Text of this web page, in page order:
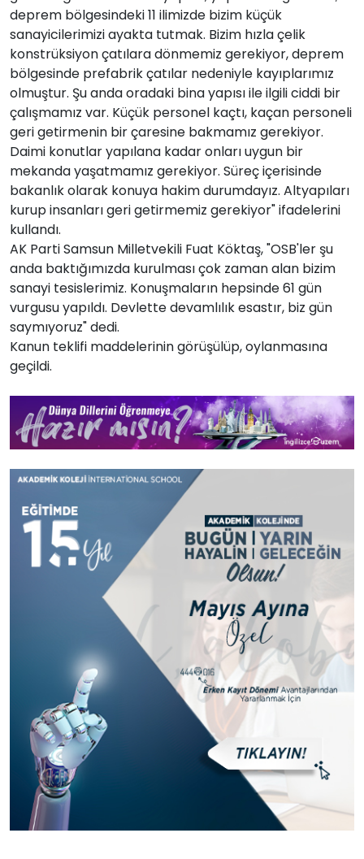
deprem bölgesindeki 11 ilimizde bizim küçük
sanayicilerimizi ayakta tutmak. Bizim hızla çelik
konstrüksiyon çatılara dönmemiz gerekiyor, deprem
bölgesinde prefabrik çatılar nedeniyle kayıplarımız
olmuştur. Şu anda oradaki bina yapısı ile ilgili ciddi bir
çalışmamız var. Küçük personel kaçtı, kaçan personeli
geri getirmenin bir çaresine bakmamız gerekiyor.
Daimi konutlar yapılana kadar onları uygun bir
mekanda yaşatmamız gerekiyor. Süreç içerisinde
bakanlık olarak konuya hakim durumdayız. Altyapıları
kurup insanları geri getirmemiz gerekiyor" ifadelerini
kullandı.
AK Parti Samsun Milletvekili Fuat Köktaş, "OSB'ler şu
anda baktığımızda kurulması çok zaman alan bizim
sanayi tesislerimiz. Konuşmaların hepsinde 61 gün
vurgusu yapıldı. Devlette devamlılık esastır, biz gün
saymıyoruz" dedi.
Kanun teklifi maddelerinin görüşülüp, oylanmasına
geçildi.